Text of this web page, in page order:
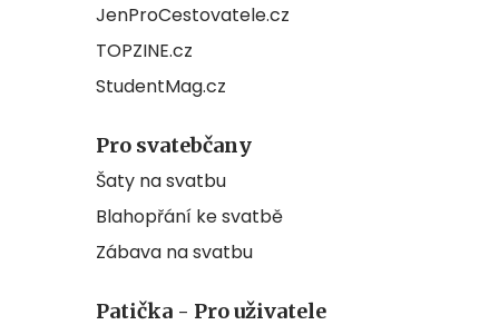
JenProCestovatele.cz
TOPZINE.cz
StudentMag.cz
Pro svatebčany
Šaty na svatbu
Blahopřání ke svatbě
Zábava na svatbu
Patička - Pro uživatele